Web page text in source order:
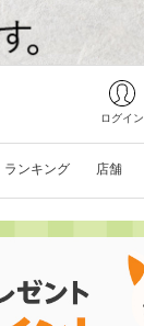
ログイン
ランキング 店舗